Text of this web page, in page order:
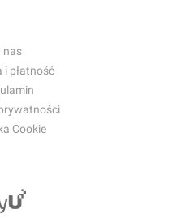
nas
i płatność
Cookie